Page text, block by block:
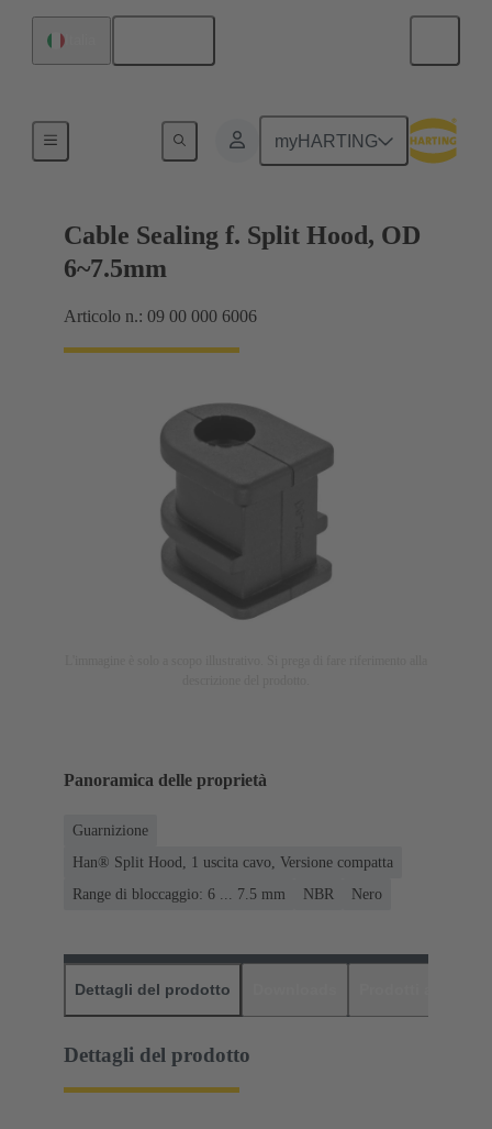
myHARTING
Guarnizione uscita cavo
Cable Sealing f. Split Hood, OD
6~7.5mm
Articolo n.: 09 00 000 6006
Panoramica delle proprietà
Guarnizione
Han® Split Hood, 1 uscita cavo, Versione compatta
Range di bloccaggio: 6 ... 7.5 mm
NBR Nero
Dettagli del prodotto
Dettagli del prodotto